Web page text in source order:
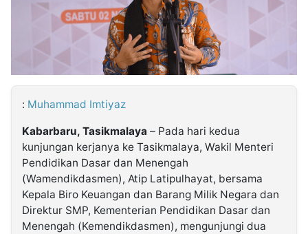
Kabarbaru
Kabarbaru.co
2026
: Muhammad Imtiyaz
Kabarbaru, Tasikmalaya – Pada hari kedua
kunjungan kerjanya ke Tasikmalaya, Wakil Menteri
Pendidikan Dasar dan Menengah
(Wamendikdasmen), Atip Latipulhayat, bersama
Kepala Biro Keuangan dan Barang Milik Negara dan
Direktur SMP, Kementerian Pendidikan Dasar dan
Menengah (Kemendikdasmen), mengunjungi dua